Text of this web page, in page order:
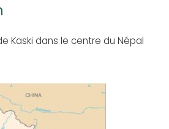
Kaski dans le centre du Népal